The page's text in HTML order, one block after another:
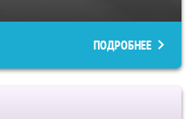
ПОДРОБНЕЕ